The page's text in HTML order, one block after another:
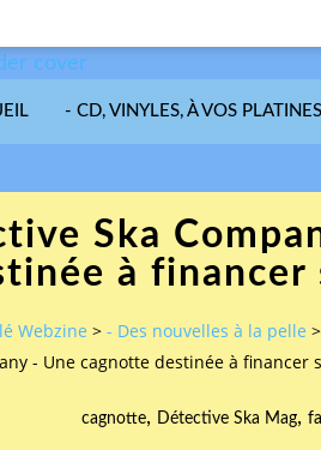
- CD, VINYLES, À VOS PLATINES
Ska
à financer
Webzine > - Des nouvelles à la pelle >
- Une cagnotte destinée à financer
cagnotte, Détective Ska Mag,